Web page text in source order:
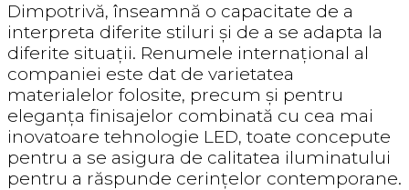
Dimpotrivă, înseamnă o capacitate de a
interpreta diferite stiluri și de a se adapta la
diferite situații. Renumele internațional al
companiei este dat de varietatea
materialelor folosite, precum și pentru
eleganța finisajelor combinată cu cea mai
inovatoare tehnologie LED, toate concepute
pentru a se asigura de calitatea iluminatului
pentru a răspunde cerințelor contemporane.